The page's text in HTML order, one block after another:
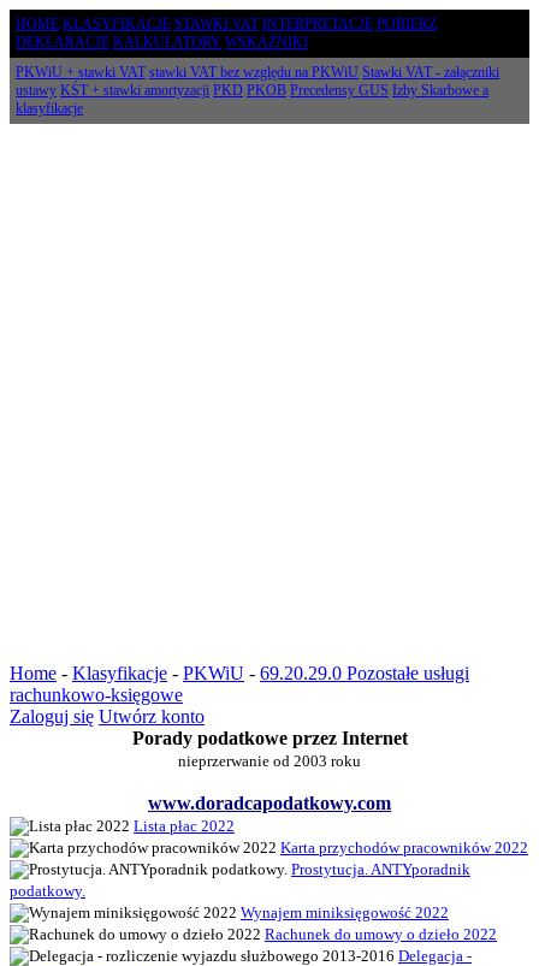
HOME KLASYFIKACJE STAWKI VAT INTERPRETACJE POBIERZ
DEKLARACJE KALKULATORY WSKAŹNIKI
PKWiU + stawki VAT stawki VAT bez względu na PKWiU Stawki VAT - załączniki
ustawy KŚT + stawki amortyzacji PKD PKOB Precedensy GUS Izby Skarbowe a
klasyfikacje
Home - Klasyfikacje - PKWiU - 69.20.29.0 Pozostałe usługi
rachunkowo-księgowe
Zaloguj się Utwórz konto
Porady podatkowe przez Internet
nieprzerwanie od 2003 roku
www.doradcapodatkowy.com
Lista płac 2022
Karta przychodów pracowników 2022
Prostytucja. ANTYporadnik
podatkowy.
Wynajem miniksięgowość 2022
Rachunek do umowy o dzieło 2022
Delegacja -